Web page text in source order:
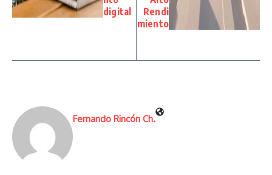
digital
Rendi
miento
Fernando Rincón Ch.